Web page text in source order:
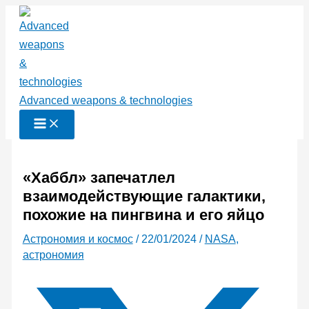
Перейти
содержимому
Advanced weapons & technologies
«Хаббл» запечатлел
взаимодействующие галактики,
похожие на пингвина и его яйцо
Астрономия и космос/ 22/01/2024 / NASA,
астрономия